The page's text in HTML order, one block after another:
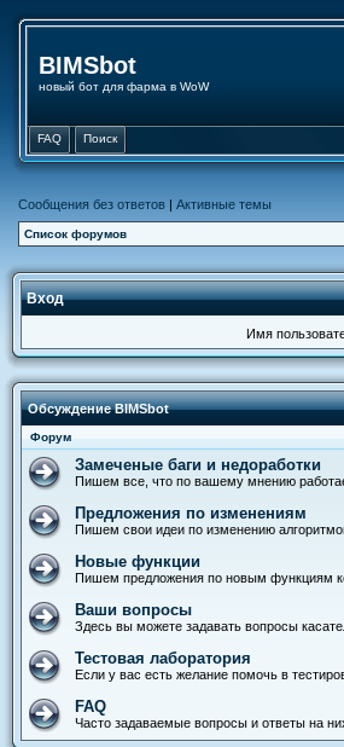
BIMSbot
новый бот для фарма в WoW
FAQ Поиск
Сообщения без ответов | Активные темы
Список форумов
Вход
Имя
Обсуждение BIMSbot
Форум
Замеченые баги и недоработки
Пишем все, что по вашему мнению
Предложения по изменениям
Пишем свои идеи по изменению
Новые функции
Пишем предложения по новым функциям
Ваши вопросы
Здесь вы можете задавать вопросы
Тестовая лаборатория
Если у вас есть желание помочь в
FAQ
Часто задаваемые вопросы и ответы на